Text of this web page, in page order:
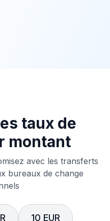
taux de
montant
avec les transferts
bureaux de change
10 EUR